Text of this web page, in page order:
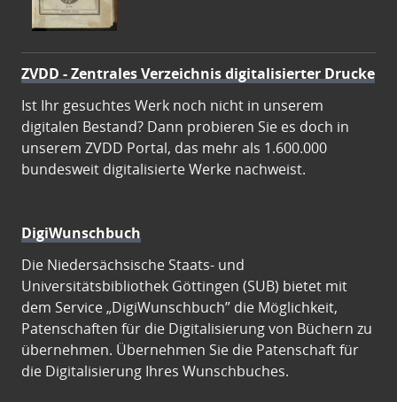
ZVDD - Zentrales Verzeichnis digitalisierter Drucke
Ist Ihr gesuchtes Werk noch nicht in unserem
digitalen Bestand? Dann probieren Sie es doch in
unserem ZVDD Portal, das mehr als 1.600.000
bundesweit digitalisierte Werke nachweist.
DigiWunschbuch
Die Niedersächsische Staats- und
Universitätsbibliothek Göttingen (SUB) bietet mit
dem Service „DigiWunschbuch” die Möglichkeit,
Patenschaften für die Digitalisierung von Büchern zu
übernehmen. Übernehmen Sie die Patenschaft für
die Digitalisierung Ihres Wunschbuches.